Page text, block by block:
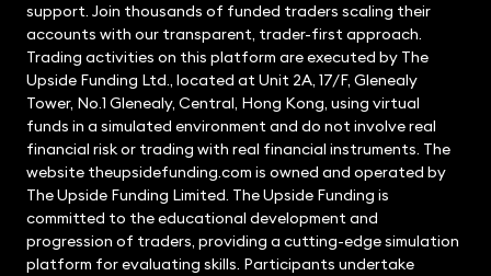
support. Join thousands of funded traders scaling their
accounts with our transparent, trader-first approach.
Trading activities on this platform are executed by The
Upside Funding Ltd., located at Unit 2A, 17/F, Glenealy
Tower, No.1 Glenealy, Central, Hong Kong, using virtual
funds in a simulated environment and do not involve real
financial risk or trading with real financial instruments. The
website theupsidefunding.com is owned and operated by
The Upside Funding Limited. The Upside Funding is
committed to the educational development and
progression of traders, providing a cutting-edge simulation
platform for evaluating skills. Participants undertake